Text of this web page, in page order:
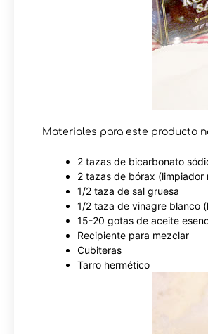
Materiales para este producto
2 tazas de bicarbonato
2 tazas de bórax
1/2 taza de sal gruesa
1/2 taza de vinagre blanco
15-20 gotas de aceite
Recipiente para mezclar
Cubiteras
Tarro hermético